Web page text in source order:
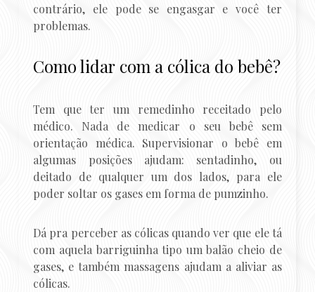
contrário, ele pode se engasgar e você ter
problemas.
Como lidar com a cólica do bebê?
Tem que ter um remedinho receitado pelo
médico. Nada de medicar o seu bebê sem
orientação médica. Supervisionar o bebê em
algumas posições ajudam: sentadinho, ou
deitado de qualquer um dos lados, para ele
poder soltar os gases em forma de pumzinho.
Dá pra perceber as cólicas quando ver que ele tá
com aquela barriguinha tipo um balão cheio de
gases, e também massagens ajudam a aliviar as
cólicas.